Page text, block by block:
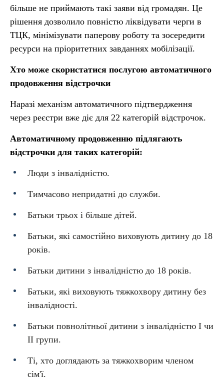
більше не приймають такі заяви від громадян. Це
рішення дозволило повністю ліквідувати черги в
ТЦК, мінімізувати паперову роботу та зосередити
ресурси на пріоритетних завданнях мобілізації.
Хто може скористатися послугою автоматичного
продовження відстрочки
Наразі механізм автоматичного підтвердження
через реєстри вже діє для 22 категорій відстрочок.
Автоматичному продовженню підлягають
відстрочки для таких категорій:
Люди з інвалідністю.
Тимчасово непридатні до служби.
Батьки трьох і більше дітей.
Батьки, які самостійно виховують дитину до 18
років.
Батьки дитини з інвалідністю до 18 років.
Батьки, які виховують тяжкохвору дитину без
інвалідності.
Батьки повнолітньої дитини з інвалідністю I чи
II групи.
Ті, хто доглядають за тяжкохворим членом
сім'ї.